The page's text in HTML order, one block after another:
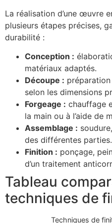
La réalisation d’une œuvre
plusieurs étapes précises,
durabilité :
Conception :
matériaux adaptés.
Découpe :
selon les dimensions
Forgeage : chauffage
la main ou à l’aide de
Assemblage :
des différentes parties.
Finition : ponçage,
d’un traitement
Tableau
techniques de
Techniques de